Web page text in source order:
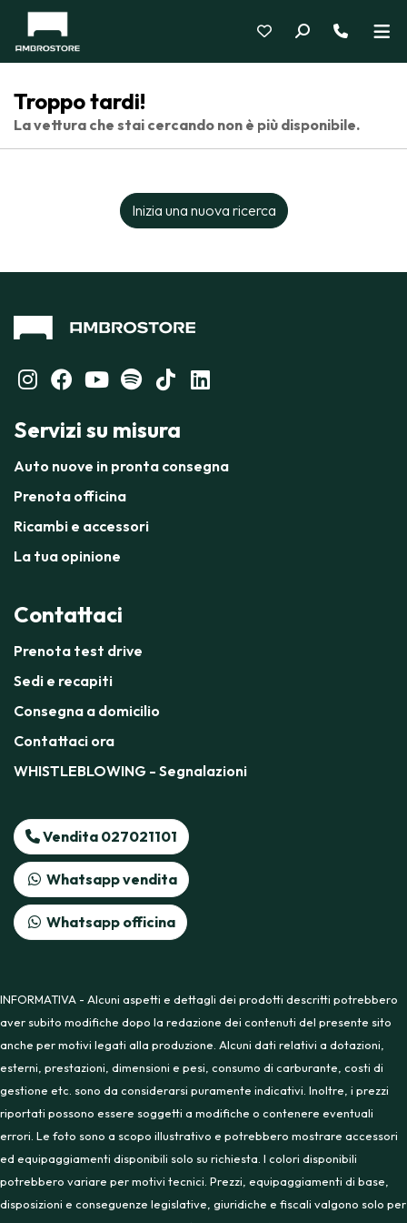
Troppo tardi!
La vettura che stai cercando non è più disponibile.
Inizia una nuova ricerca
Servizi su misura
Auto nuove in pronta consegna
Prenota officina
Ricambi e accessori
La tua opinione
Contattaci
Prenota test drive
Sedi e recapiti
Consegna a domicilio
Contattaci ora
WHISTLEBLOWING - Segnalazioni
Vendita 027021101
Whatsapp vendita
Whatsapp officina
INFORMATIVA - Alcuni aspetti e dettagli dei prodotti descritti potrebbero
aver subito modifiche dopo la redazione dei contenuti del presente sito
anche per motivi legati alla produzione. Alcuni dati relativi a dotazioni,
esterni, prestazioni, dimensioni e pesi, consumo di carburante, costi di
gestione etc. sono da considerarsi puramente indicativi. Inoltre, i prezzi
riportati possono essere soggetti a modifiche o contenere eventuali
errori. Le foto sono a scopo illustrativo e potrebbero mostrare accessori
ed equipaggiamenti disponibili solo su richiesta. I colori disponibili
potrebbero variare per motivi tecnici. Prezzi, equipaggiamenti di base,
disposizioni e conseguenze legislative, giuridiche e fiscali valgono solo per